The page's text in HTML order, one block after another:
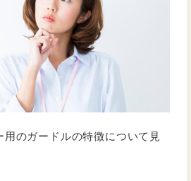
用のガードルの特徴について見